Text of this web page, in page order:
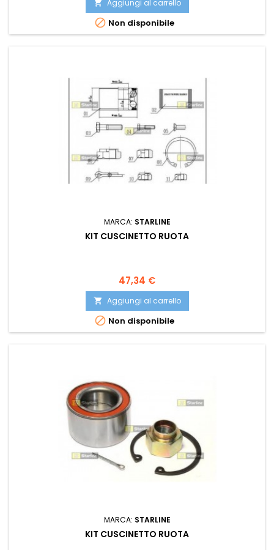
 Aggiungi al carrello
 Non disponibile
MARCA: STARLINE
KIT CUSCINETTO RUOTA
Prezzo
47,34 €
 Aggiungi al carrello
 Non disponibile
MARCA: STARLINE
KIT CUSCINETTO RUOTA